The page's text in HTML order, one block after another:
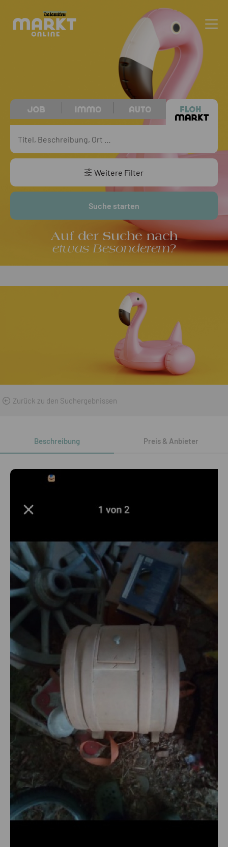
Auf der Suche nach
etwas Besonderem?
Weitere Filter
Suche starten
Zurück zu den Suchergebnissen
Beschreibung Preis & Anbieter